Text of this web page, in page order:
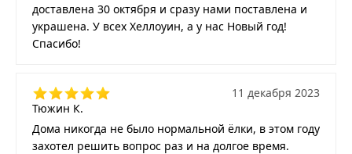
доставлена 30 октября и сразу нами поставлена и
украшена. У всех Хеллоуин, а у нас Новый год!
Спасибо!
Тюжин К.
11 декабря 2023
Дома никогда не было нормальной ёлки, в этом году
захотел решить вопрос раз и на долгое время.